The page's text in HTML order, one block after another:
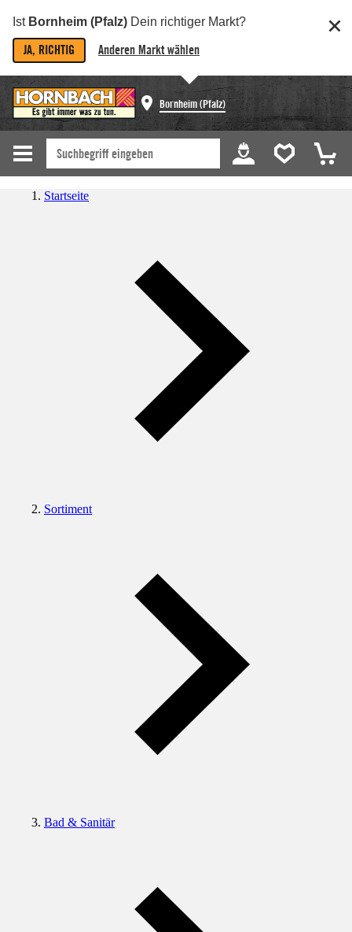
Ist Bornheim (Pfalz) Dein richtiger Markt?
JA, RICHTIG Anderen Markt wählen
Bornheim (Pfalz)
Startseite
Sortiment
Bad & Sanitär